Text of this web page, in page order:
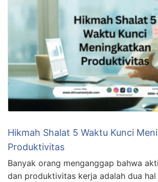
Hikmah Shalat 5 Waktu Kunci
Produktivitas
Banyak orang menganggap bahwa
dan produktivitas kerja adalah dua